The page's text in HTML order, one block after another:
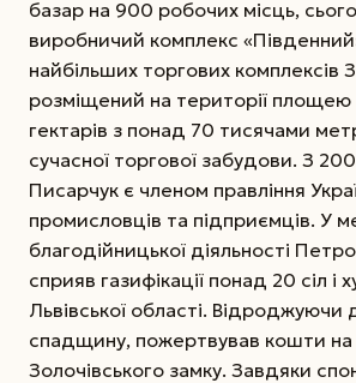
базар на 900 робочих місць,
виробничий комплекс
найбільших торгових комплексів
розміщений на території площею
гектарів з понад 70 тисячами
сучасної торгової забудови. З
Писарчук є членом правління
промисловців та підприємців. У
благодійницької діяльності
сприяв газифікації понад 20 сіл і
Львівської області. Відроджуючи
спадщину, пожертвував кошти на
Золочівського замку. Завдяки